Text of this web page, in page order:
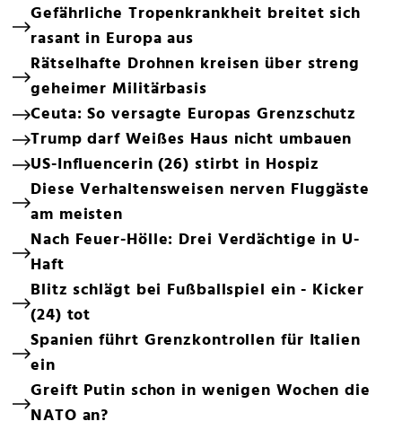
Gefährliche Tropenkrankheit breitet sich
rasant in Europa aus
Rätselhafte Drohnen kreisen über streng
geheimer Militärbasis
Ceuta: So versagte Europas Grenzschutz
Trump darf Weißes Haus nicht umbauen
US-Influencerin (26) stirbt in Hospiz
Diese Verhaltensweisen nerven Fluggäste
am meisten
Nach Feuer-Hölle: Drei Verdächtige in U-
Haft
Blitz schlägt bei Fußballspiel ein - Kicker
(24) tot
Spanien führt Grenzkontrollen für Italien
ein
Greift Putin schon in wenigen Wochen die
NATO an?